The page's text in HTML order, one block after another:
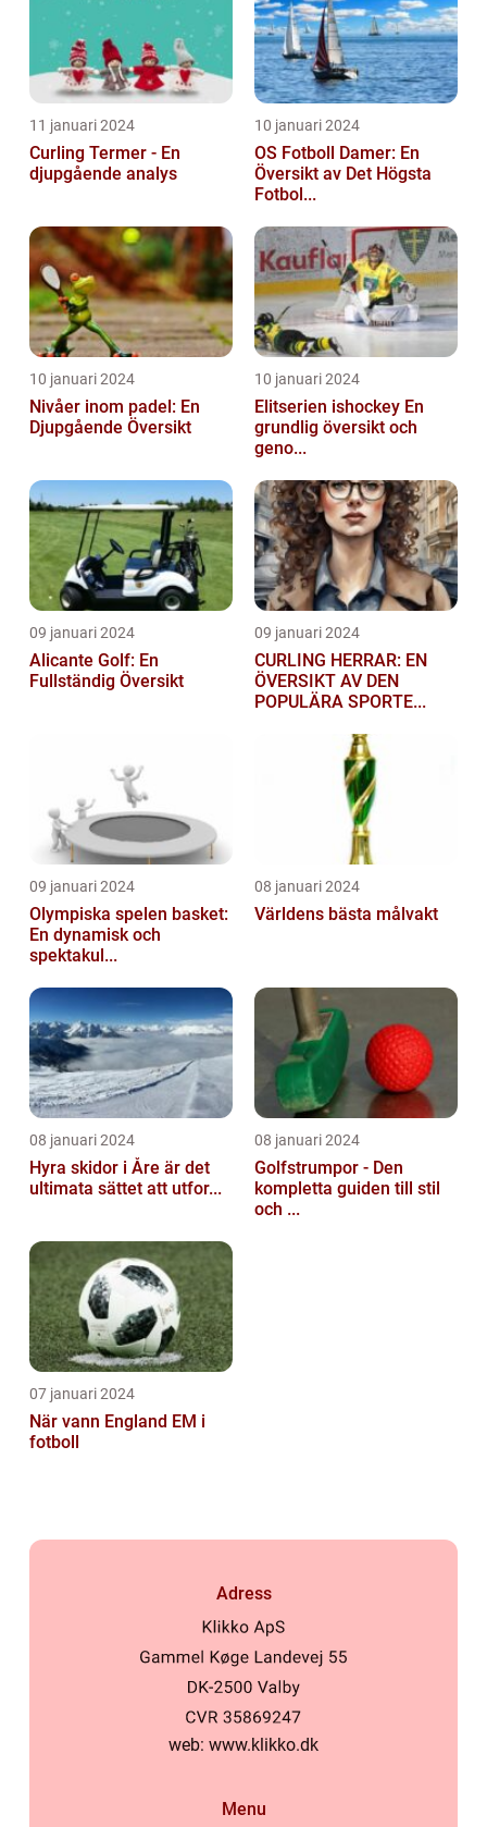
11 januari 2024
Curling Termer - En
djupgående analys
10 januari 2024
OS Fotboll Damer: En
Översikt av Det Högsta
Fotbol...
10 januari 2024
Nivåer inom padel: En
Djupgående Översikt
10 januari 2024
Elitserien ishockey En
grundlig översikt och
geno...
09 januari 2024
Alicante Golf: En
Fullständig Översikt
09 januari 2024
CURLING HERRAR: EN
ÖVERSIKT AV DEN
POPULÄRA SPORTE...
09 januari 2024
Olympiska spelen basket:
En dynamisk och
spektakul...
08 januari 2024
Världens bästa målvakt
08 januari 2024
Hyra skidor i Åre är det
ultimata sättet att utfor...
08 januari 2024
Golfstrumpor - Den
kompletta guiden till stil
och ...
07 januari 2024
När vann England EM i
fotboll
Adress
web: www.klikko.dk
Menu